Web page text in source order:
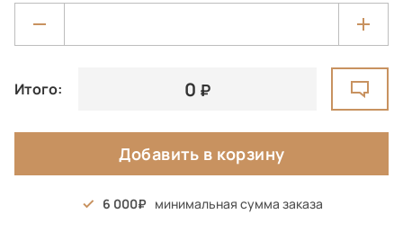
Итого: 0
Добавить в корзину
6 000 минимальная сумма заказа